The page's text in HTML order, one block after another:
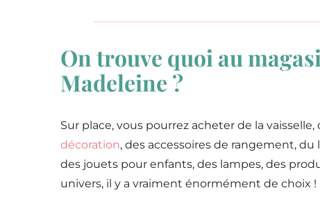
On trouve quoi au
Madeleine ?
Sur place, vous pourrez acheter de la
décoration, des accessoires de rangement,
des jouets pour enfants, des lampes, des
univers, il y a vraiment énormément de choix !